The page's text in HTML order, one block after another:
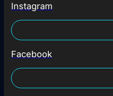
Instagram
Facebook